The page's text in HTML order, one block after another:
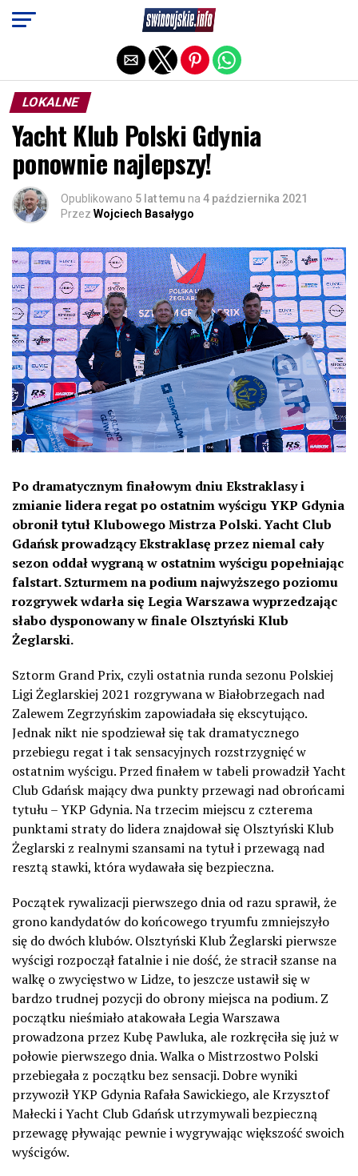
LOKALNE
Yacht Klub Polski Gdynia
ponownie najlepszy!
Opublikowano 5 lat temu na 4 października 2021
Przez Wojciech Basałygo
Po dramatycznym finałowym dniu Ekstraklasy i
zmianie lidera regat po ostatnim wyścigu YKP Gdynia
obronił tytuł Klubowego Mistrza Polski. Yacht Club
Gdańsk prowadzący Ekstraklasę przez niemal cały
sezon oddał wygraną w ostatnim wyścigu popełniając
falstart. Szturmem na podium najwyższego poziomu
rozgrywek wdarła się Legia Warszawa wyprzedzając
słabo dysponowany w finale Olsztyński Klub
Żeglarski.
Sztorm Grand Prix, czyli ostatnia runda sezonu Polskiej
Ligi Żeglarskiej 2021 rozgrywana w Białobrzegach nad
Zalewem Zegrzyńskim zapowiadała się ekscytująco.
Jednak nikt nie spodziewał się tak dramatycznego
przebiegu regat i tak sensacyjnych rozstrzygnięć w
ostatnim wyścigu. Przed finałem w tabeli prowadził Yacht
Club Gdańsk mający dwa punkty przewagi nad obrońcami
tytułu – YKP Gdynia. Na trzecim miejscu z czterema
punktami straty do lidera znajdował się Olsztyński Klub
Żeglarski z realnymi szansami na tytuł i przewagą nad
resztą stawki, która wydawała się bezpieczna.
Początek rywalizacji pierwszego dnia od razu sprawił, że
grono kandydatów do końcowego tryumfu zmniejszyło
się do dwóch klubów. Olsztyński Klub Żeglarski pierwsze
wyścigi rozpoczął fatalnie i nie dość, że stracił szanse na
walkę o zwycięstwo w Lidze, to jeszcze ustawił się w
bardzo trudnej pozycji do obrony miejsca na podium. Z
początku nieśmiało atakowała Legia Warszawa
prowadzona przez Kubę Pawluka, ale rozkręciła się już w
połowie pierwszego dnia. Walka o Mistrzostwo Polski
przebiegała z początku bez sensacji. Dobre wyniki
przywoził YKP Gdynia Rafała Sawickiego, ale Krzysztof
Małecki i Yacht Club Gdańsk utrzymywali bezpieczną
przewagę pływając pewnie i wygrywając większość swoich
wyścigów.
Exit mobile version